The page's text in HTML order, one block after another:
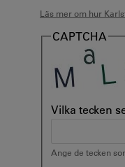
Läs mer om hur
CAPTCHA
Vilka tecken
Ange de tecken